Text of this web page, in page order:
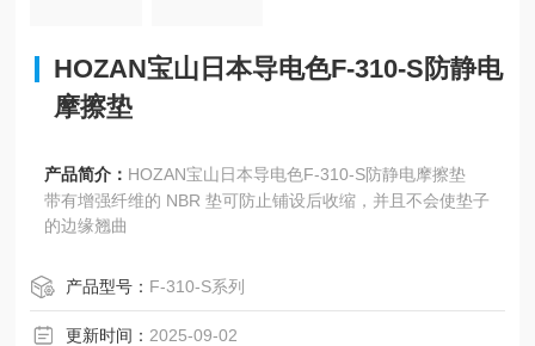
HOZAN宝山日本导电色F-310-S防静电
摩擦垫
产品简介： HOZAN宝山日本导电色F-310-S防静电摩擦垫
带有增强纤维的 NBR 垫可防止铺设后收缩，并且不会使垫子
的边缘翘曲
产品型号： F-310-S系列
更新时间： 2025-09-02